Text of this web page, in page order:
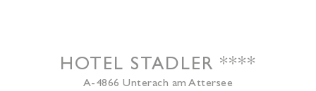
HOTEL STADLER ****
A-4866 Unterach am Attersee